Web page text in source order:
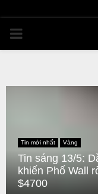
PRIMARY
Tin mới nhất Vàng
Tin sáng 13/5:
khiến Phố Wall
$4700